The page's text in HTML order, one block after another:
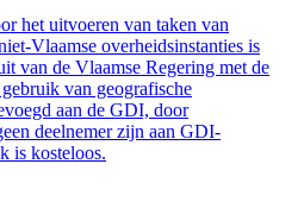
het uitvoeren van taken van
Vlaamse overheidsinstanties is
van de Vlaamse Regering met de
van geografische
aan de GDI, door
deelnemer zijn aan GDI-
is kosteloos.